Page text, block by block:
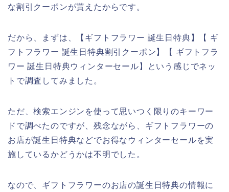
な割引クーポンが貰えたからです。
だから、まずは、【ギフトフラワー 誕生日特典】【 ギ
フトフラワー 誕生日特典割引クーポン】【 ギフトフラ
ワー 誕生日特典ウィンターセール】という感じでネッ
トで調査してみました。
ただ、検索エンジンを使って思いつく限りのキーワー
ドで調べたのですが、残念ながら、ギフトフラワーの
お店が誕生日特典などでお得なウィンターセールを実
施しているかどうかは不明でした。
なので、ギフトフラワーのお店の誕生日特典の情報に